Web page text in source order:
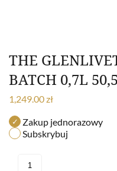
THE
BATCH 0,7L
1,249.00zł
Zakup jednorazowy
Subskrybuj